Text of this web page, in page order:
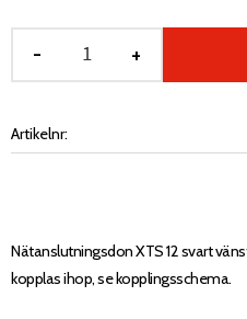
+
-
Artikelnr
Nätanslutningsdon XTS 12 svart
kopplas ihop, se kopplingsschema.